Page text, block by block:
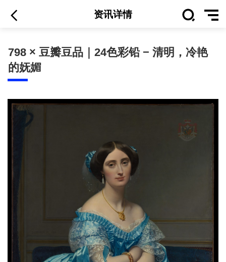
资讯详情
798 × 豆瓣豆品｜24色彩铅 − 清明，冷艳
的妩媚